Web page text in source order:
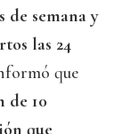
de semana y
las 24
que
de 10